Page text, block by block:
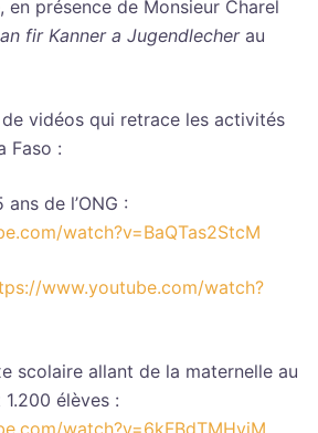
présence de Monsieur Charel
fir Kanner a Jugendlecherau
vidéos qui retrace les activités
Faso :
de l’ONG :
watch?v=BaQTas2StcM
www.youtube.com/watch?
scolaire allant de la maternelle au
élèves :
watch?v=6kFBdTMHviM